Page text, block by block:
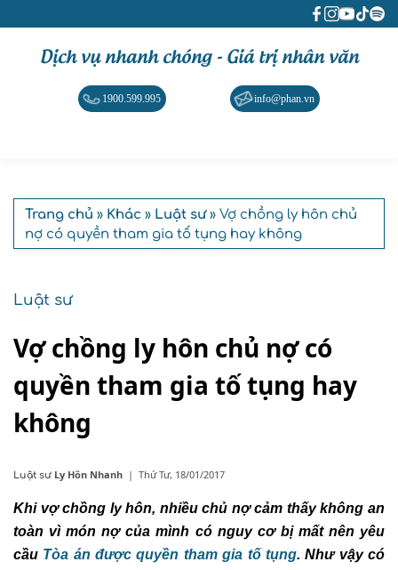
Dịch vụ nhanh chóng - Giá trị nhân văn
1900.599.995 info@phan.vn
Trang chủ » Khác » Luật sư» Vợ chồng ly hôn chủ
nợ có quyền tham gia tố tụng hay không
Luật sư
Vợ chồng ly hôn chủ nợ có
quyền tham gia tố tụng hay
không
Luật sư Ly Hôn Nhanh | Thứ Tư, 18/01/2017
Khi vợ chồng ly hôn, nhiều chủ nợ cảm thấy không an
toàn vì món nợ của mình có nguy cơ bị mất nên yêu
cầu Tòa án được quyền tham gia tố tụng. Như vậy có